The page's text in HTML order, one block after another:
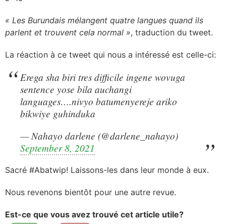
« Les Burundais mélangent quatre langues quand ils
parlent et trouvent cela normal », traduction du tweet.
La réaction à ce tweet qui nous a intéressé est celle-ci:
Erega sha biri tres difficile ingene wovuga
sentence yose bila auchangi
languages….nivyo batumenyereje ariko
bikwiye guhinduka
— Nahayo darlene (@darlene_nahayo)
September 8, 2021
Sacré #Abatwip! Laissons-les dans leur monde à eux.
Nous revenons bientôt pour une autre revue.
Est-ce que vous avez trouvé cet article utile?